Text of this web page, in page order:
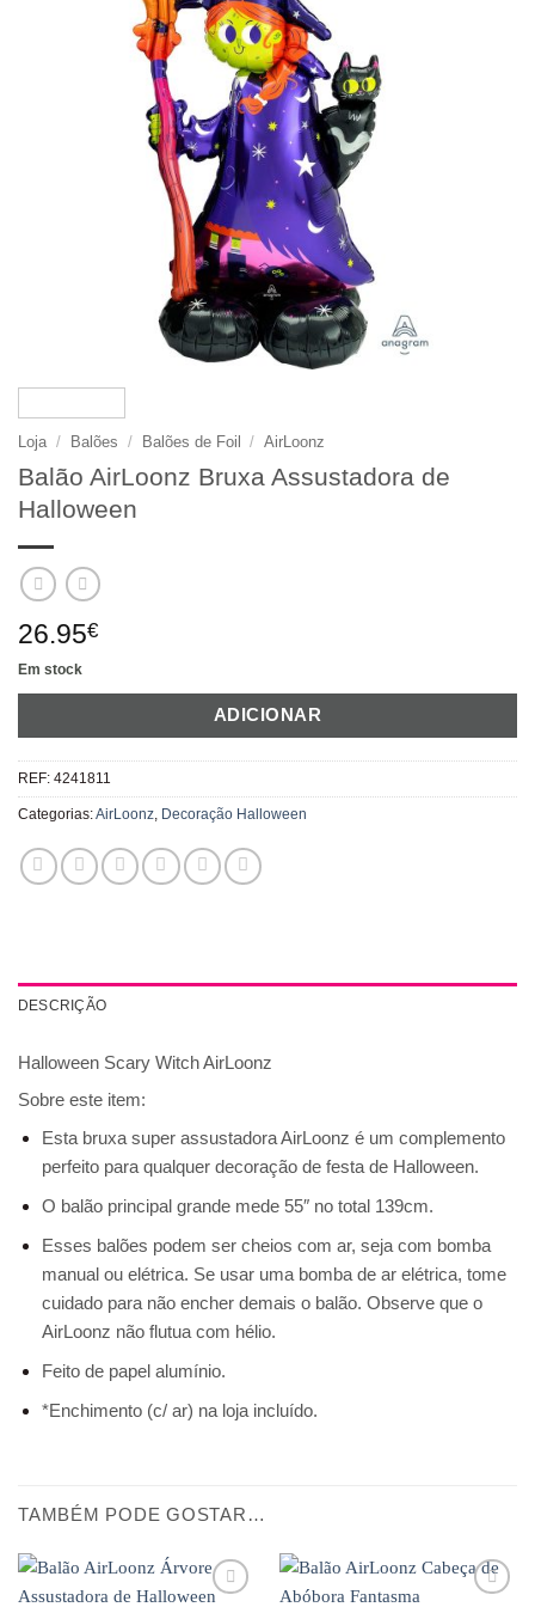
Loja / Balões / Balões de Foil / AirLoonz
Balão AirLoonz Bruxa Assustadora de
Halloween
26.95€
Em stock
ADICIONAR
REF: 4241811
Categorias:AirLoonz, Decoração Halloween
DESCRIÇÃO
Halloween Scary Witch AirLoonz
Sobre este item:
Esta bruxa super assustadora AirLoonz é um complemento
perfeito para qualquer decoração de festa de Halloween.
O balão principal grande mede 55″ no total 139cm.
Esses balões podem ser cheios com ar, seja com bomba
manual ou elétrica. Se usar uma bomba de ar elétrica, tome
cuidado para não encher demais o balão. Observe que o
AirLoonz não flutua com hélio.
Feito de papel alumínio.
*Enchimento (c/ ar) na loja incluído.
TAMBÉM PODE GOSTAR…